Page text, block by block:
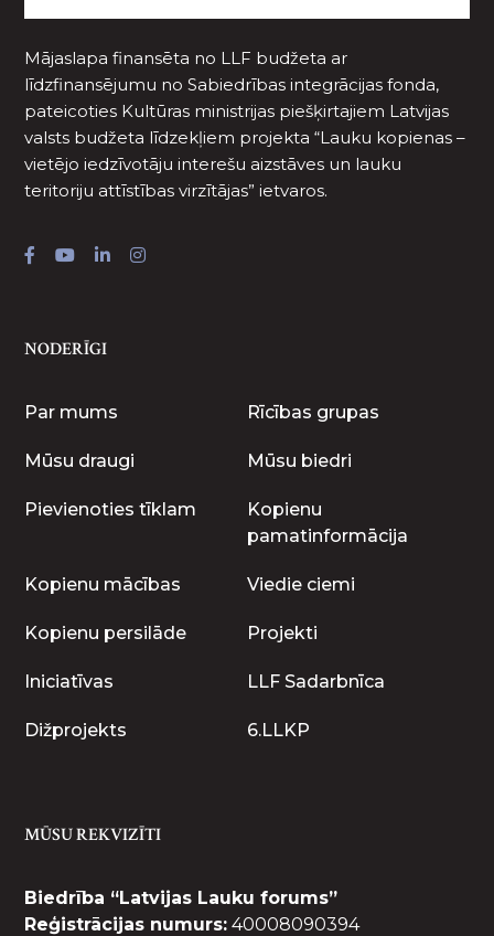
Mājaslapa finansēta no LLF budžeta ar
līdzfinansējumu no Sabiedrības integrācijas fonda,
pateicoties Kultūras ministrijas piešķirtajiem Latvijas
valsts budžeta līdzekļiem projekta “Lauku kopienas –
vietējo iedzīvotāju interešu aizstāves un lauku
teritoriju attīstības virzītājas” ietvaros.
NODERĪGI
Par mums Rīcības grupas
Mūsu draugi Mūsu biedri
Pievienoties tīklam
Kopienu
pamatinformācija
Kopienu mācības Viedie ciemi
Kopienu persilāde Projekti
Iniciatīvas LLF Sadarbnīca
Dižprojekts 6.LLKP
MŪSU REKVIZĪTI
Biedrība “Latvijas Lauku forums”
Reģistrācijas numurs: 40008090394